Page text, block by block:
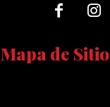
Mapa de Sitio